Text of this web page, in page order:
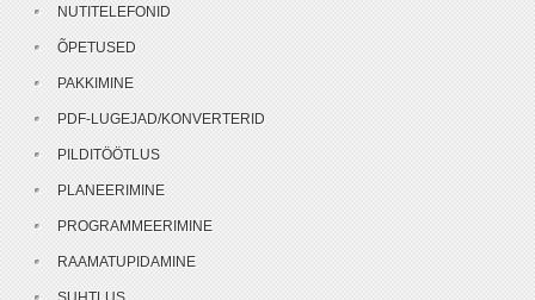
NUTITELEFONID
ÕPETUSED
PAKKIMINE
PDF-LUGEJAD/KONVERTERID
PILDITÖÖTLUS
PLANEERIMINE
PROGRAMMEERIMINE
RAAMATUPIDAMINE